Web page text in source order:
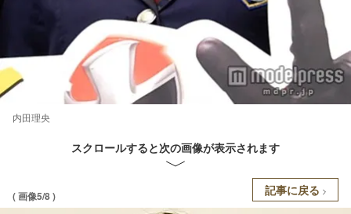
内田理央
スクロールすると次の画像が表示されます
( 画像5/8 ) 記事に戻る